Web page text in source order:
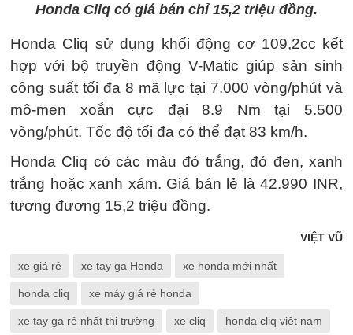
Honda Cliq có giá bán chỉ 15,2 triệu đồng.
Honda Cliq sử dụng khối động cơ 109,2cc kết
hợp với bộ truyền động V-Matic giúp sản sinh
công suất tối đa 8 mã lực tại 7.000 vòng/phút và
mô-men xoắn cực đại 8.9 Nm tại 5.500
vòng/phút. Tốc độ tối đa có thể đạt 83 km/h.
Honda Cliq có các màu đỏ trắng, đỏ đen, xanh
trắng hoặc xanh xám. Giá bán lẻ l à 42.990 INR,
tương đương 15,2 triệu đồng.
VIỆT VŨ
xe giá rẻ xe tay ga Honda xe honda mới nhất
honda cliq xe máy giá rẻ honda
xe tay ga rẻ nhất thị trường xe cliq honda cliq việt nam